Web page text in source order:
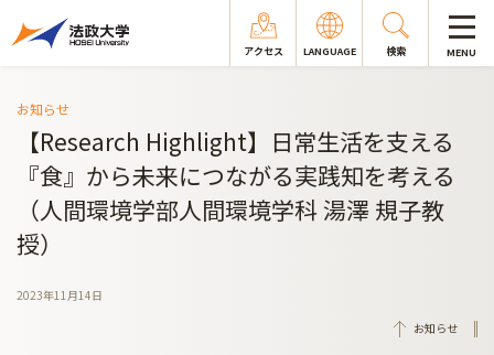
アクセス LANGUAGE 検索 MENU
お知らせ
【Research Highlight】日常生活を支える
『食』から未来につながる実践知を考える
（人間環境学部人間環境学科 湯澤 規子教
授）
2023年11月14日
お知らせ